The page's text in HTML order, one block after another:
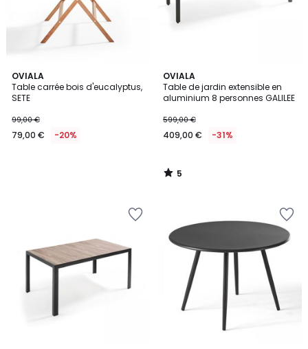
OVIALA
Table carrée bois d'eucalyptus,
SETE
99,00 €
79,00 € -20%
OVIALA
Table de jardin extensible en
aluminium 8 personnes GALILEE
599,00 €
409,00 € -31%
5
/
5
5
/